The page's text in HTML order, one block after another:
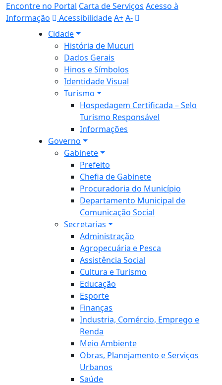
Encontre no Portal Carta de Serviços Acesso à
Informação
AcessibilidadeA+A-
Cidade
História de Mucuri
Dados Gerais
Hinos e Símbolos
Identidade Visual
Turismo
Hospedagem Certificada – Selo
Turismo Responsável
Informações
Governo
Gabinete
Prefeito
Chefia de Gabinete
Procuradoria do Município
Departamento Municipal de
Comunicação Social
Secretarias
Administração
Agropecuária e Pesca
Assistência Social
Cultura e Turismo
Educação
Esporte
Finanças
Industria, Comércio, Emprego e
Renda
Meio Ambiente
Obras, Planejamento e Serviços
Urbanos
Saúde